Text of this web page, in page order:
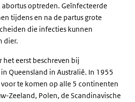
optreden. Geïnfecteerde
tijdens en na de partus grote
die infecties kunnen
dier.
eerst beschreven bij
Queensland in Australië. In 1955
te komen op alle 5 continenten
Zeeland, Polen, de Scandinavische